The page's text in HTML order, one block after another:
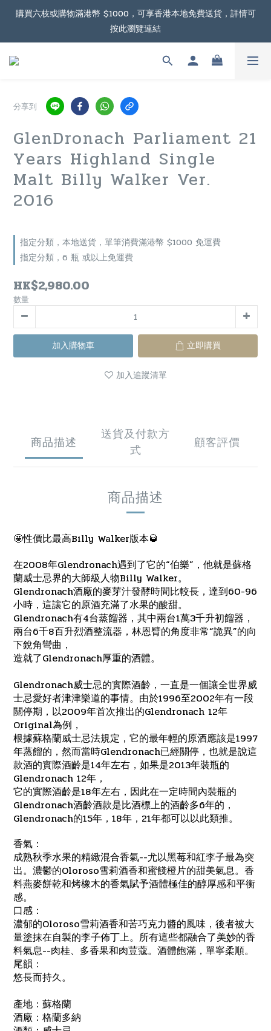
根據香港法律，不得在業務過程中，向未成年人售賣或供應令人醺
醉的酒類。
購買六枝或購物滿港幣 $1000，可享香港本地免費送貨，詳情可
按此瀏覽連結
購物滿港幣 $2000，可享澳門免費送貨，詳情可按此瀏覽連結
根據香港法律，不得在業務過程中，向未成年人售賣或供應令人醺
醉的酒類。
分享到
GlenDronach Parliament 21
Years Highland Single
Malt Billy Walker Ver.
2016
指定分類，本地送貨，單筆消費滿港幣 $1000 免運費
指定分類，6 瓶 或以上免運費
HK$2,980.00
數量
加入購物車 立即購買
加入追蹤清單
商品描述
送貨及付款方
式
顧客評價
商品描述
🤩性價比最高Billy Walker版本🥃
在2008年Glendronach遇到了它的“伯樂”，他就是蘇格
蘭威士忌界的大師級人物Billy Walker。
Glendronach酒廠的麥芽汁發酵時間比較長，達到60-96
小時，這讓它的原酒充滿了水果的酸甜。
Glendronach有4台蒸餾器，其中兩台1萬3千升初餾器，
兩台6千8百升烈酒整流器，林恩臂的角度非常“詭異”的向
下銳角彎曲，
造就了Glendronach厚重的酒體。
Glendronach威士忌的實際酒齡，一直是一個讓全世界威
士忌愛好者津津樂道的事情。由於1996至2002年有一段
關停期，以2009年首次推出的Glendronach 12年
Original為例，
根據蘇格蘭威士忌法規定，它的最年輕的原酒應該是1997
年蒸餾的，然而當時Glendronach已經關停，也就是說這
款酒的實際酒齡是14年左右，如果是2013年裝瓶的
Glendronach 12年，
它的實際酒齡是18年左右，因此在一定時間內裝瓶的
Glendronach酒齡酒款是比酒標上的酒齡多6年的，
Glendronach的15年，18年，21年都可以以此類推。
香氣：
成熟秋季水果的精緻混合香氣--尤以黑莓和紅李子最為突
出。濃鬱的Oloroso雪莉酒香和蜜餞橙片的甜美氣息。 香
料燕麥餅乾和烤橡木的香氣賦予酒體極佳的醇厚感和平衡
感。
口感：
濃郁的Oloroso雪莉酒香和苦巧克力醬的風味，後者被大
量塗抹在自製的李子佈丁上。 所有這些都融合了美妙的香
料氣息--肉桂、多香果和肉荳蔻。酒體飽滿，單寧柔順。
尾韻：
悠長而持久。
產地：蘇格蘭
酒廠：格蘭多納